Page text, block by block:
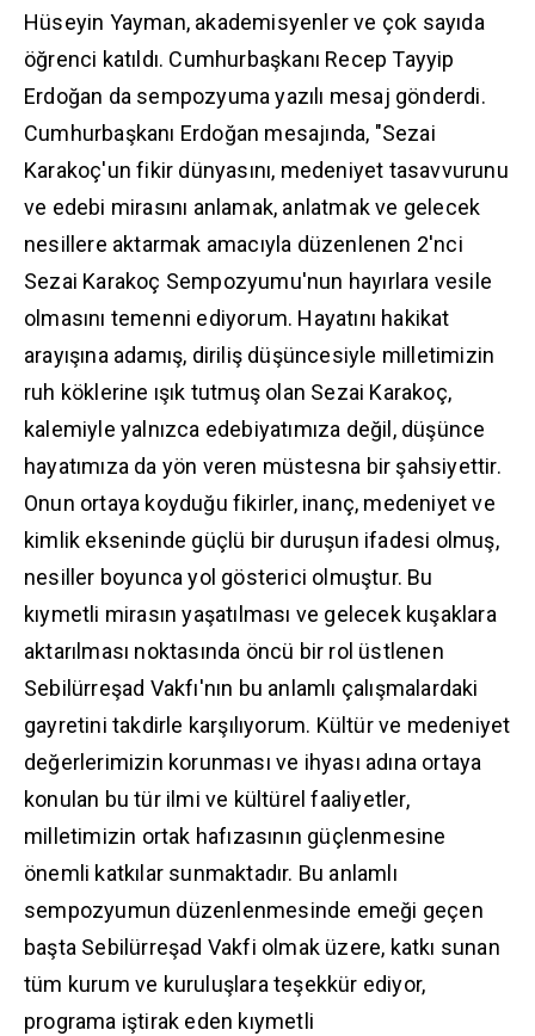
Hüseyin Yayman, akademisyenler ve çok sayıda
öğrenci katıldı. Cumhurbaşkanı Recep Tayyip
Erdoğan da sempozyuma yazılı mesaj gönderdi.
Cumhurbaşkanı Erdoğan mesajında, "Sezai
Karakoç'un fikir dünyasını, medeniyet tasavvurunu
ve edebi mirasını anlamak, anlatmak ve gelecek
nesillere aktarmak amacıyla düzenlenen 2'nci
Sezai Karakoç Sempozyumu'nun hayırlara vesile
olmasını temenni ediyorum. Hayatını hakikat
arayışına adamış, diriliş düşüncesiyle milletimizin
ruh köklerine ışık tutmuş olan Sezai Karakoç,
kalemiyle yalnızca edebiyatımıza değil, düşünce
hayatımıza da yön veren müstesna bir şahsiyettir.
Onun ortaya koyduğu fikirler, inanç, medeniyet ve
kimlik ekseninde güçlü bir duruşun ifadesi olmuş,
nesiller boyunca yol gösterici olmuştur. Bu
kıymetli mirasın yaşatılması ve gelecek kuşaklara
aktarılması noktasında öncü bir rol üstlenen
Sebilürreşad Vakfı'nın bu anlamlı çalışmalardaki
gayretini takdirle karşılıyorum. Kültür ve medeniyet
değerlerimizin korunması ve ihyası adına ortaya
konulan bu tür ilmi ve kültürel faaliyetler,
milletimizin ortak hafızasının güçlenmesine
önemli katkılar sunmaktadır. Bu anlamlı
sempozyumun düzenlenmesinde emeği geçen
başta Sebilürreşad Vakfi olmak üzere, katkı sunan
tüm kurum ve kuruluşlara teşekkür ediyor,
programa iştirak eden kıymetli